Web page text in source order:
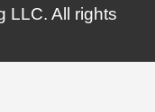
LLC. All rights